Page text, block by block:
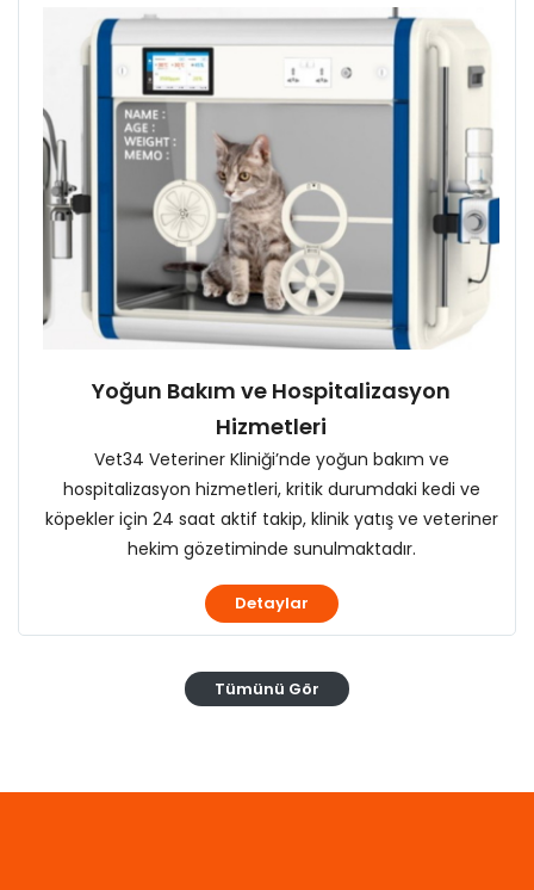
Yoğun Bakım ve Hospitalizasyon
Hizmetleri
Vet34 Veteriner Kliniği’nde yoğun bakım ve
hospitalizasyon hizmetleri, kritik durumdaki kedi ve
köpekler için 24 saat aktif takip, klinik yatış ve veteriner
hekim gözetiminde sunulmaktadır.
Detaylar
Tümünü Gör